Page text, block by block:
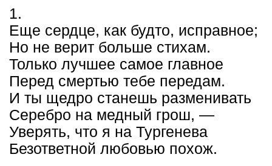
1.
Еще сердце, как будто, исправное;
Но не верит больше стихам.
Только лучшее самое главное
Перед смертью тебе передам.
И ты щедро станешь разменивать
Серебро на медный грош, —
Уверять, что я на Тургенева
Безответной любовью похож.